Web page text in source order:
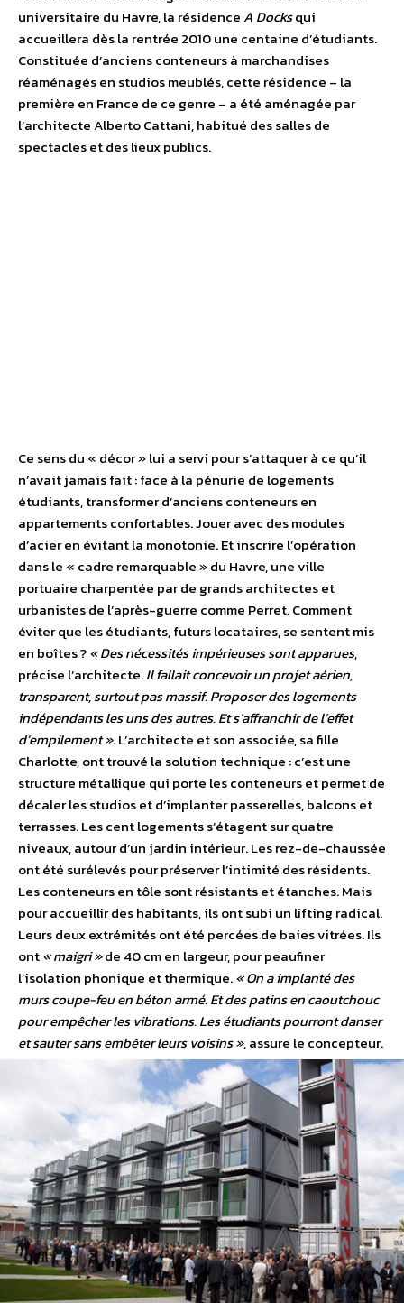
universitaire du Havre, la résidence A Docksqui
accueillera dès la rentrée 2010 une centaine d’étudiants.
Constituée d’anciens conteneurs à marchandises
réaménagés en studios meublés, cette résidence – la
première en France de ce genre – a été aménagée par
l’architecte Alberto Cattani, habitué des salles de
spectacles et des lieux publics.
Ce sens du « décor » lui a servi pour s’attaquer à ce qu’il
n’avait jamais fait : face à la pénurie de logements
étudiants, transformer d’anciens conteneurs en
appartements confortables. Jouer avec des modules
d’acier en évitant la monotonie. Et inscrire l’opération
dans le « cadre remarquable » du Havre, une ville
portuaire charpentée par de grands architectes et
urbanistes de l’après-guerre comme Perret. Comment
éviter que les étudiants, futurs locataires, se sentent mis
en boîtes ?« Des nécessités impérieuses sont apparues,
précise l’architecte.Il fallait concevoir un projet aérien,
transparent, surtout pas massif. Proposer des logements
indépendants les uns des autres. Et s’affranchir de l’effet
d’empilement ». L’architecte et son associée, sa fille
Charlotte, ont trouvé la solution technique : c’est une
structure métallique qui porte les conteneurs et permet de
décaler les studios et d’implanter passerelles, balcons et
terrasses. Les cent logements s’étagent sur quatre
niveaux, autour d’un jardin intérieur. Les rez-de-chaussée
ont été surélevés pour préserver l’intimité des résidents.
Les conteneurs en tôle sont résistants et étanches. Mais
pour accueillir des habitants, ils ont subi un lifting radical.
Leurs deux extrémités ont été percées de baies vitrées. Ils
ont« maigri »de 40 cm en largeur, pour peaufiner
l’isolation phonique et thermique.« On a implanté des
murs coupe-feu en béton armé. Et des patins en caoutchouc
pour empêcher les vibrations. Les étudiants pourront danser
et sauter sans embêter leurs voisins », assure le concepteur.